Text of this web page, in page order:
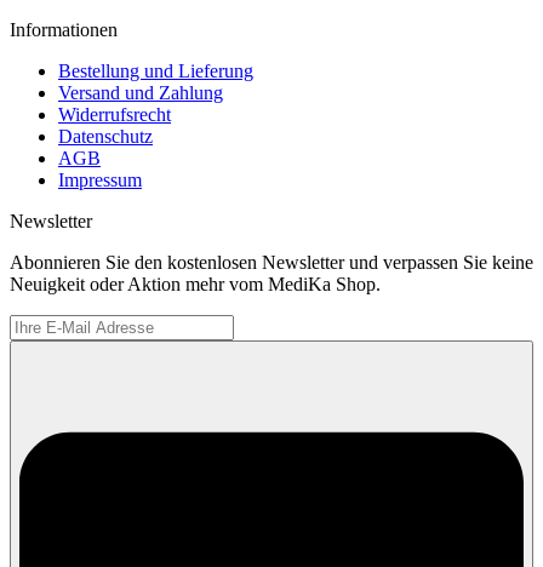
Informationen
Bestellung und Lieferung
Versand und Zahlung
Widerrufsrecht
Datenschutz
AGB
Impressum
Newsletter
Abonnieren Sie den kostenlosen Newsletter und verpassen Sie keine
Neuigkeit oder Aktion mehr vom MediKa Shop.